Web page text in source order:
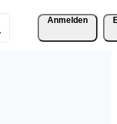
Anmelden